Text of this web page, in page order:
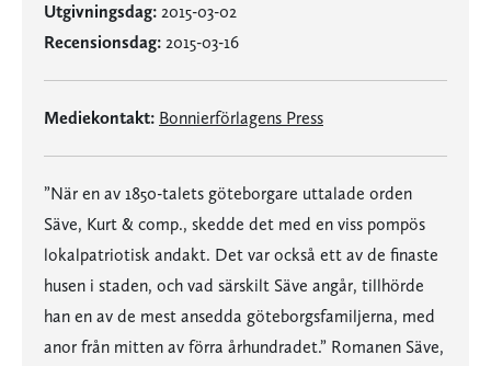
Utgivningsdag: 2015-03-02
Recensionsdag: 2015-03-16
Mediekontakt: Bonnierförlagens Press
”När en av 1850-talets göteborgare uttalade orden
Säve, Kurt & comp., skedde det med en viss pompös
lokalpatriotisk andakt. Det var också ett av de finaste
husen i staden, och vad särskilt Säve angår, tillhörde
han en av de mest ansedda göteborgsfamiljerna, med
anor från mitten av förra århundradet.” Romanen Säve,